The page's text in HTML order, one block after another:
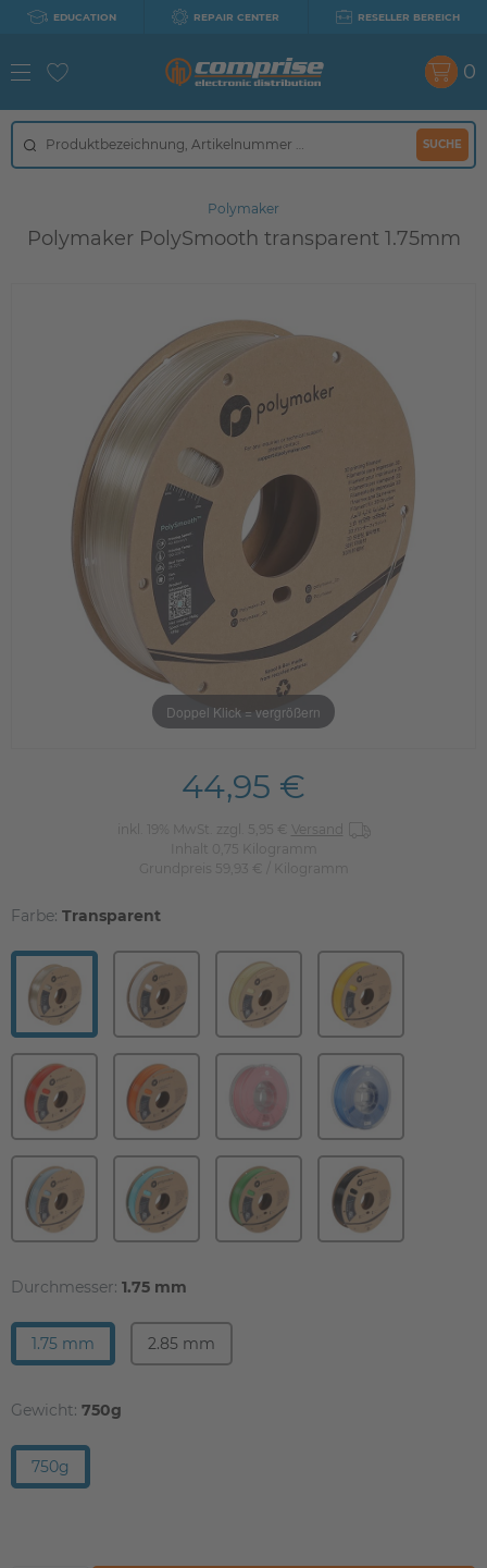
EDUCATION REPAIR CENTER RESELLER BEREICH
SUCHE
0
Polymaker
Polymaker PolySmooth transparent 1.75mm
Doppel Klick = vergrößern
44,95 €
inkl. 19% MwSt. zzgl. 5,95 €
Versand
Inhalt
Kilogramm
59,93 € / Kilogramm
Farbe: Transparent
Durchmesser: 1.75 mm
1.75 mm 2.85 mm
Gewicht: 750g
750g